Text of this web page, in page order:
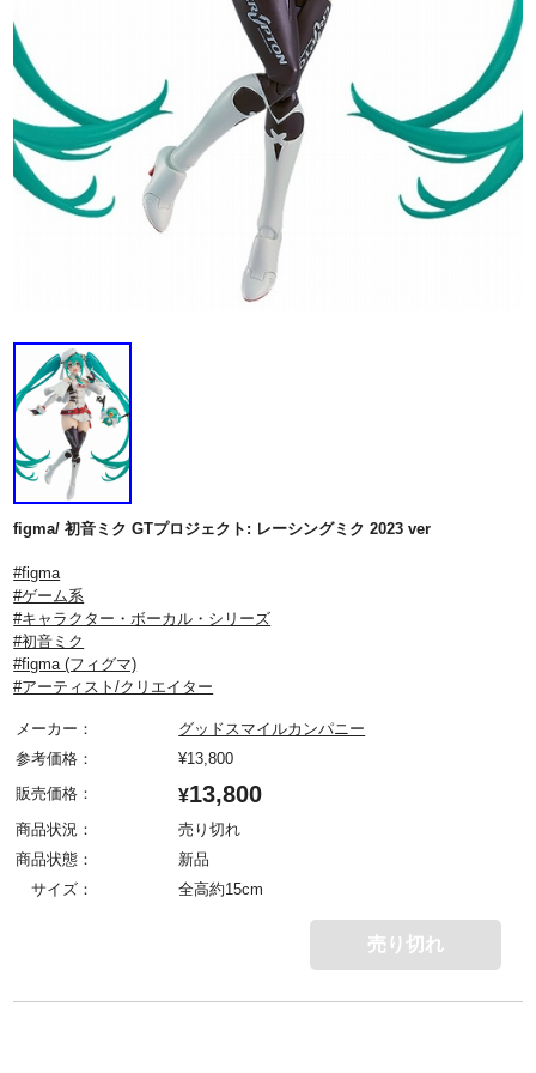
figma/ 初音ミク GTプロジェクト: レーシングミク 2023 ver
#figma
#ゲーム系
#キャラクター・ボーカル・シリーズ
#初音ミク
#figma (フィグマ)
#アーティスト/クリエイター
メーカー：
グッドスマイルカンパニー
参考価格：
¥13,800
販売価格：
¥13,800
商品状況：
売り切れ
商品状態：
新品
サイズ：
全高約15cm
売り切れ